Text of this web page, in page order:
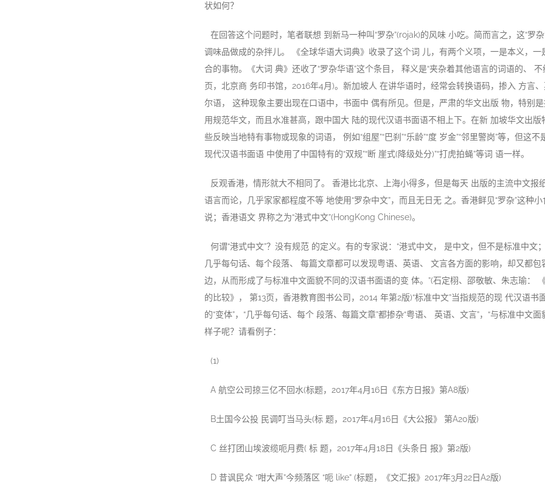
状如何？
在回答这个问题时，笔者联想 到新马一种叫“罗杂”(rojak)的风味 小吃。简而言之，这“罗
调味品做成的杂拌儿。 《全球华语大词典》收录了这个词 儿，有两个义项，一是本义，一
合的事物。《大词 典》还收了“罗杂华语”这个条目， 释义是“夹杂着其他语言的词语的、
页，北京商 务印书馆，2016年4月)。新加坡人 在讲华语时，经常会转换语码，掺入 方言
尔语， 这种现象主要出现在口语中，书面中 偶有所见。但是，严肃的华文出版 物，特别
用规范华文，而且水准甚高，跟中国大 陆的现代汉语书面语不相上下。在新 加坡华文出版
些反映当地特有事物或现象的词语， 例如“组屋”“巴刹”“乐龄”“度 岁金”“邻里警岗”等，但这
现代汉语书面语 中使用了中国特有的“双规”“断 崖式(降级处分)”“打虎拍蝇”等词 语一样。
反观香港，情形就大不相同了。 香港比北京、上海小得多，但是每天 出版的主流中文报
语言而论，几乎家家都程度不等 地使用“罗杂中文”，而且无日无 之。香港鲜见“罗杂”这种小
说；香港语文 界称之为“港式中文”(HongKong Chinese)。
何谓“港式中文”？没有规范 的定义。有的专家说：“港式中文， 是中文，但不是标准中文
几乎每句话、每个段落、 每篇文章都可以发现粤语、英语、 文言各方面的影响，却又都
边，从而形成了与标准中文面貌不同的汉语书面语的变 体。”(石定栩、邵敬敏、朱志瑜：
的比较》， 第13页，香港教育图书公司，2014 年第2版)“标准中文”当指规范的现 代汉语书
的“变体”，“几乎每句话、每个 段落、每篇文章”都掺杂“粤语、 英语、文言”，“与标准中文
样子呢？请看例子：
(1)
A 航空公司掠三亿不回水(标题，2017年4月16日《东方日报》第A8版)
B土国今公投 民调叮当马头(标 题，2017年4月16日《大公报》 第A20版)
C 丝打团山埃波缆呃月费( 标 题，2017年4月18日《头条日 报》第2版)
D 昔讽民众 “咁大声”今频落区 “呃 like” (标题，《文汇报》2017年3月22日A2版)